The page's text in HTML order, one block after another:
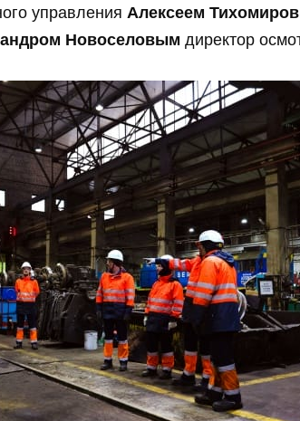
управления Алексеем
Новоселовым директор